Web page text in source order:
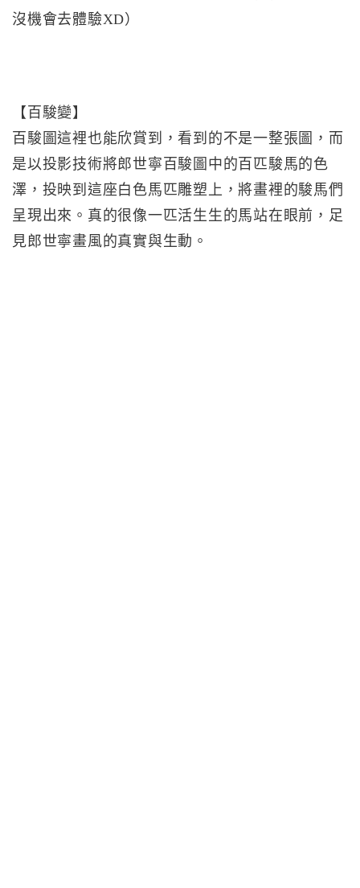
沒機會去體驗XD）
【百駿變】
百駿圖這裡也能欣賞到，看到的不是一整張圖，而
是以投影技術將郎世寧百駿圖中的百匹駿馬的色
澤，投映到這座白色馬匹雕塑上，將畫裡的駿馬們
呈現出來。真的很像一匹活生生的馬站在眼前，足
見郎世寧畫風的真實與生動。